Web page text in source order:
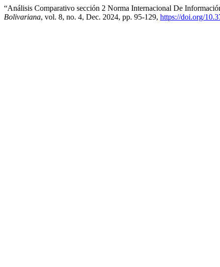
“Análisis Comparativo sección 2 Norma Internacional De
Bolivariana, vol. 8, no. 4, Dec. 2024, pp. 95-129, https://doi.org/